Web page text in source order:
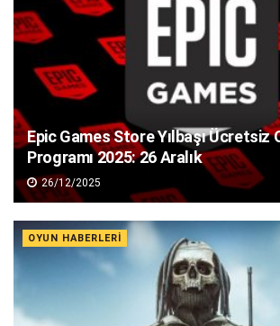
Epic Games Store Yılbaşı Ücretsiz
Programı 2025: 26 Aralık
26/12/2025
OYUN HABERLERI